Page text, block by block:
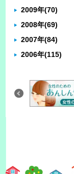
2009年(70)
2008年(69)
2007年(84)
2006年(115)